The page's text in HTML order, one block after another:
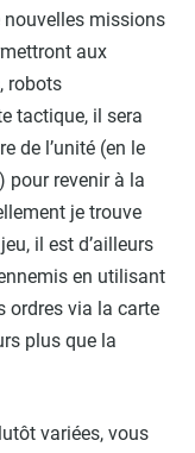
nouvelles missions
aux
robots
tactique, il sera
de l’unité (en le
pour revenir à la
je trouve
il est d’ailleurs
en utilisant
ordres via la carte
plus que la
variées, vous